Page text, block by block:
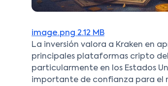
image.png 2.12 MB
La inversión valora a Kraken en
principales plataformas cripto
particularmente en los Estados
importante de confianza para el